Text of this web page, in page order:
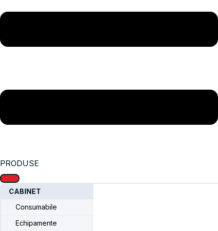
PRODUSE
CABINET
Consumabile
Echipamente
Protetica Provizorie
cemented crown